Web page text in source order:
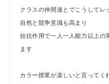
クラスの仲間達とでこうしてレ
自然と競争意識も高まり
拮抗作用で一人一人能力以上の
ます
カラー授業が楽しいと言ってく